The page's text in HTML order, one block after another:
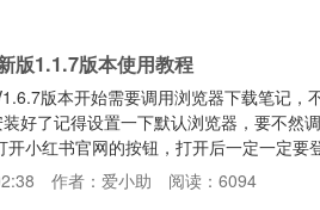
版1.1.7版本使用教程
版本开始需要调用浏览器下载笔记
好了记得设置一下默认浏览器，要不然
小红书官网的按钮，打开后一定一定
启动浏览器并打开软件，需要自己手动
把我删除后在此浏览器完整路径譬如（
作者：爱小助 阅读：6094